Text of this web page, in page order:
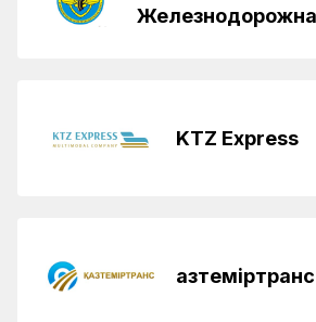
KTZ Express
Қазтеміртранс